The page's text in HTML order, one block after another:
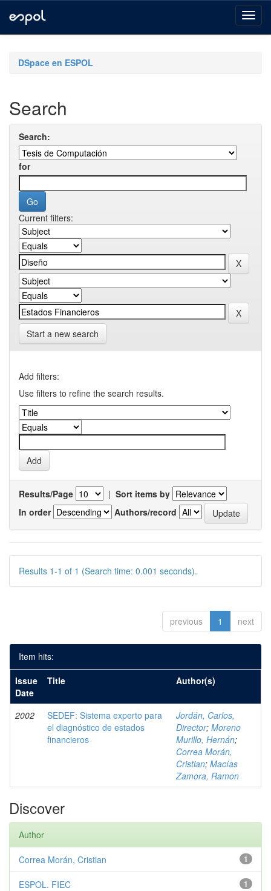
navigationDSpace en ESPOL
Search
Search:
for
Current filters:
Start a new search
Add filters:
Use filters to refine the search results.
Results/Page | Sort items by
In order
Authors/record
Results 1-1 of 1 (Search time: 0.001 seconds).
previous 1 next
Item hits:
Issue
Date
Title Author(s)
2002
SEDEF: Sistema experto para
el diagnóstico de estados
financieros
Jordán, Carlos,
Director; Moreno
Murillo, Hernán;
Correa Morán,
Cristian; Macías
Zamora, Ramon
Discover
Author
1
Correa Morán, Cristian
1
ESPOL. FIEC